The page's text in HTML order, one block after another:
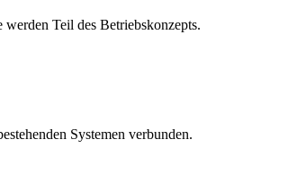
Teil des Betriebskonzepts.
Systemen verbunden.